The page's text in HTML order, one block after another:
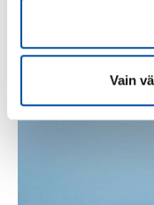
Vain
innostavimmat